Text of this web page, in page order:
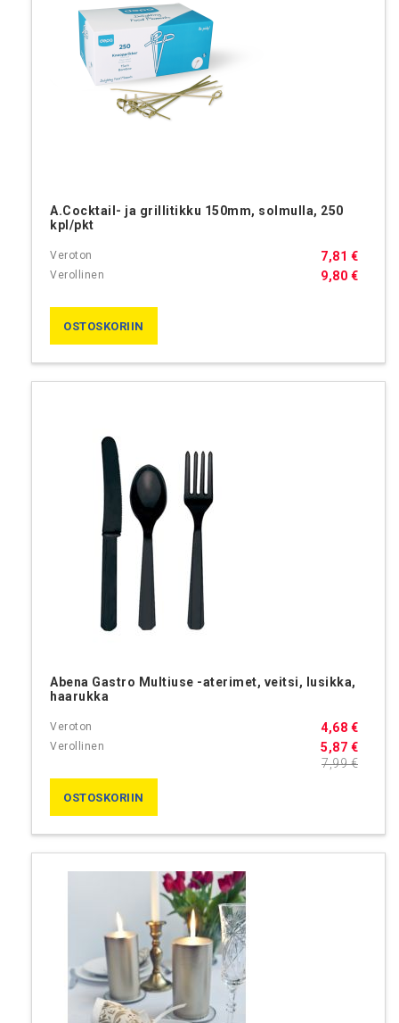
A.Cocktail- ja grillitikku 150mm, solmulla, 250
kpl/pkt
9,80 €
7,81 €
OSTOSKORIIN
Abena Gastro Multiuse -aterimet, veitsi, lusikka,
haarukka
5,87 €
4,68 €
7,99 €
OSTOSKORIIN